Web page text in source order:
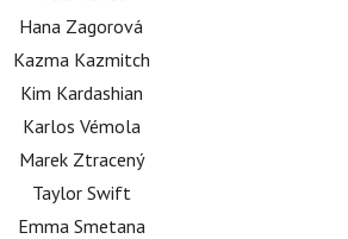
Hana Zagorová
Kazma Kazmitch
Kim Kardashian
Karlos Vémola
Marek Ztracený
Taylor Swift
Emma Smetana